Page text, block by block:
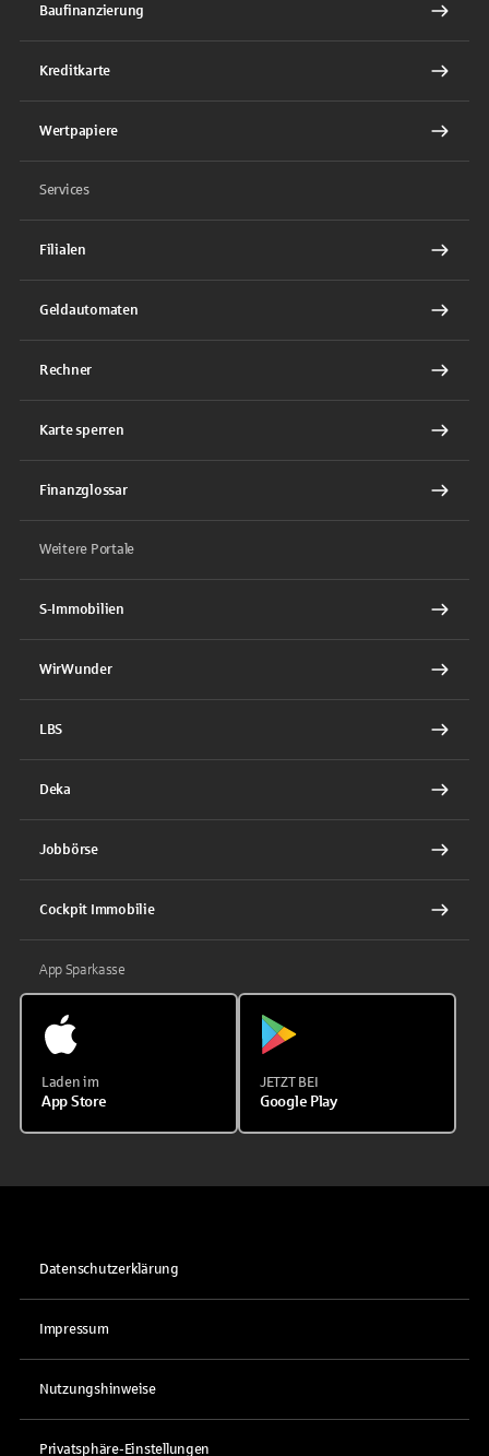
Baufinanzierung
Kreditkarte
Wertpapiere
Services
Filialen
Geldautomaten
Rechner
Karte sperren
Finanzglossar
Weitere Portale
S-Immobilien
WirWunder
LBS
Deka
Jobbörse
Cockpit Immobilie
App Sparkasse
Laden im
App Store
JETZT BEI
Google Play
Datenschutzerklärung
Impressum
Nutzungshinweise
Privatsphäre-Einstellungen